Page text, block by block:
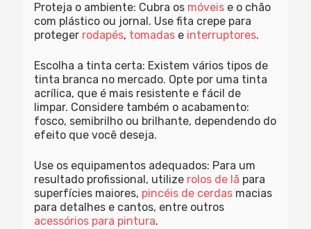
Proteja o ambiente: Cubra os móveis e o chão
com plástico ou jornal. Use fita crepe para
proteger rodapés, tomadas e interruptores.
Escolha a tinta certa: Existem vários tipos de
tinta branca no mercado. Opte por uma tinta
acrílica, que é mais resistente e fácil de
limpar. Considere também o acabamento:
fosco, semibrilho ou brilhante, dependendo do
efeito que você deseja.
Use os equipamentos adequados: Para um
resultado profissional, utilize rolos de lã para
superfícies maiores, pincéis de cerdas macias
para detalhes e cantos, entre outros
acessórios para pintura.